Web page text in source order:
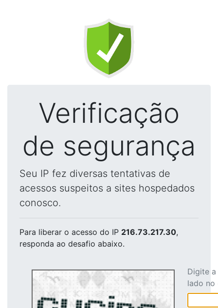
Verificação
de segurança
Seu IP fez diversas tentativas de
acessos suspeitos a sites hospedados
conosco.
Para liberar o acesso do IP 216.73.217.30,
responda ao desafio abaixo.
Digite
lado no